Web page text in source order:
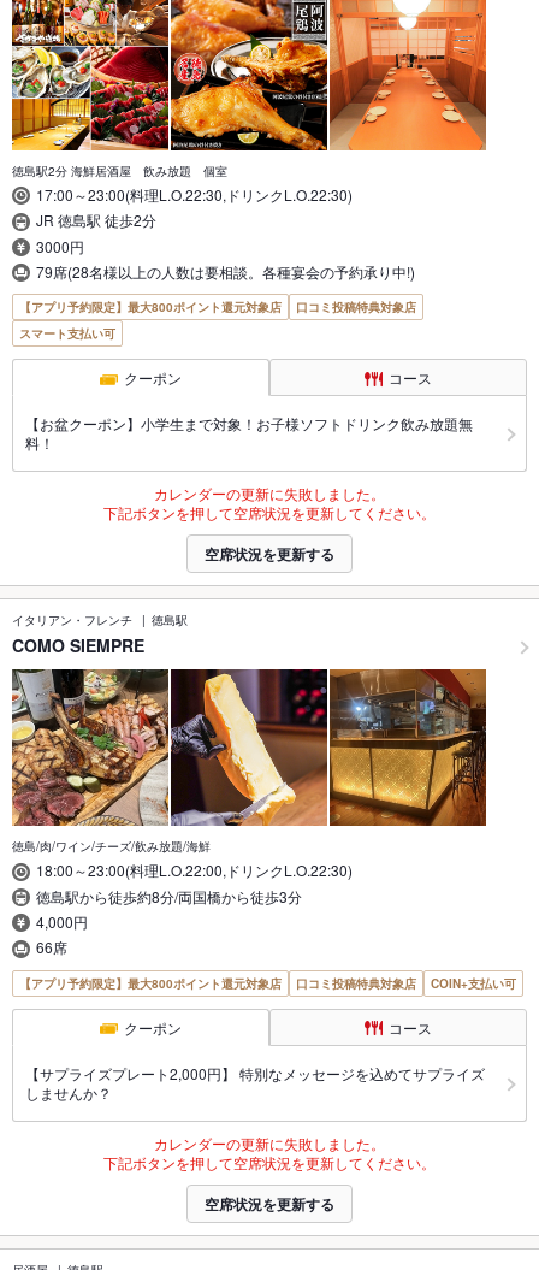
徳島駅2分 海鮮居酒屋 飲み放題 個室
17:00～23:00(料理L.O.22:30,ドリンクL.O.22:30)
JR 徳島駅 徒歩2分
3000円
79席(28名様以上の人数は要相談。各種宴会の予約承り中!)
【アプリ予約限定】最大800ポイント還元対象店
口コミ投稿特典対象店
スマート支払い可
クーポン コース
【お盆クーポン】小学生まで対象！お子様ソフトドリンク飲み放題無
料！
カレンダーの更新に失敗しました。
下記ボタンを押して空席状況を更新してください。
空席状況を更新する
イタリアン・フレンチ 徳島駅
COMO SIEMPRE
徳島/肉/ワイン/チーズ/飲み放題/海鮮
18:00～23:00(料理L.O.22:00,ドリンクL.O.22:30)
徳島駅から徒歩約8分/両国橋から徒歩3分
4,000円
66席
【アプリ予約限定】最大800ポイント還元対象店 口コミ投稿特典対象店 COIN+支払い可
クーポン コース
【サプライズプレート2,000円】 特別なメッセージを込めてサプライズ
しませんか？
カレンダーの更新に失敗しました。
下記ボタンを押して空席状況を更新してください。
空席状況を更新する